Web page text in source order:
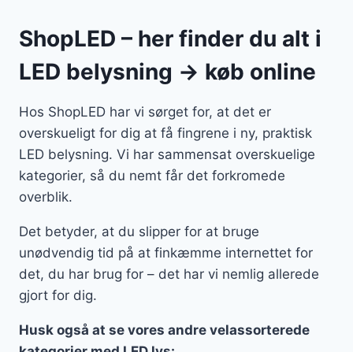
ShopLED – her finder du alt i
LED belysning → køb online
Hos ShopLED har vi sørget for, at det er
overskueligt for dig at få fingrene i ny, praktisk
LED belysning. Vi har sammensat overskuelige
kategorier, så du nemt får det forkromede
overblik.
Det betyder, at du slipper for at bruge
unødvendig tid på at finkæmme internettet for
det, du har brug for – det har vi nemlig allerede
gjort for dig.
Husk også at se vores andre velassorterede